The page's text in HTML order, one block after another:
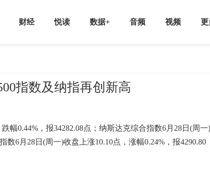
财经 悦读 数据+ 音频 视频 更
指数及纳指再创新高
0.44%，报34282.08点；纳斯达克综合指数6月28日(周一)
数6月28日(周一)收盘上涨10.10点，涨幅0.24%，报4290.80